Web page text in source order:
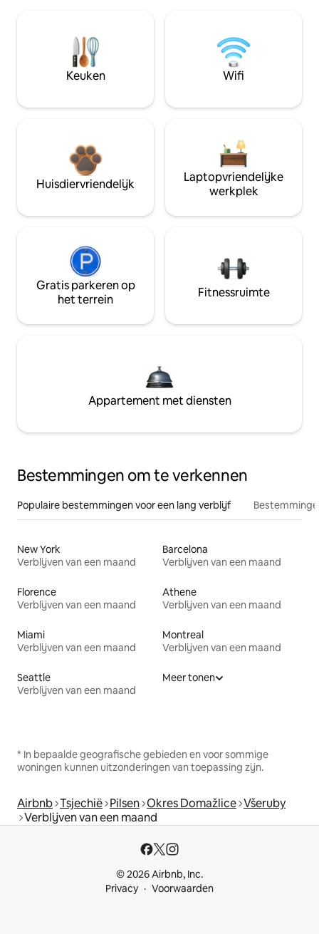
Keuken Wifi
Huisdiervriendelijk
Laptopvriendelijke
werkplek
Gratis parkeren op
het terrein
Fitnessruimte
Appartement met diensten
Bestemmingen om te verkennen
Populaire bestemmingen voor een lang verblijf
New York
Verblijven van een maand
Barcelona
Verblijven van een maand
Florence
Verblijven van een maand
Athene
Verblijven van een maand
Miami
Verblijven van een maand
Montreal
Verblijven van een maand
Seattle
Verblijven van een maand
Meer tonen
* In bepaalde geografische gebieden en voor sommige
woningen kunnen uitzonderingen van toepassing zijn.
Airbnb Tsjechië Pilsen Okres Domažlice Všeruby
Verblijven van een maand
© 2026 Airbnb, Inc.
Privacy
Voorwaarden